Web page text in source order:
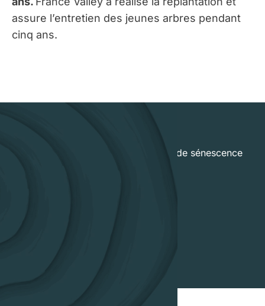
assure l’entretien des jeunes arbres pendant
cinq ans.
Identification et détourage d’îlots de sénescence